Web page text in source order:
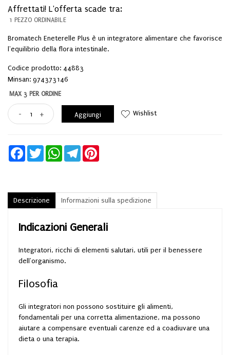
Affrettati! L'offerta scade tra:
1 PEZZO ORDINABILE
Bromatech Eneterelle Plus è un integratore alimentare che favorisce
l'equilibrio della flora intestinale.
Codice prodotto: 44883
Minsan: 974373146
MAX 3 PER ORDINE
- + Aggiungi Wishlist
FacebookTwitter WhatsAppTelegram
Descrizione Informazioni sulla spedizione
Indicazioni Generali
Integratori, ricchi di elementi salutari, utili per il benessere
dell'organismo.
Filosofia
Gli integratori non possono sostituire gli alimenti,
fondamentali per una corretta alimentazione, ma possono
aiutare a compensare eventuali carenze ed a coadiuvare una
dieta o una terapia.